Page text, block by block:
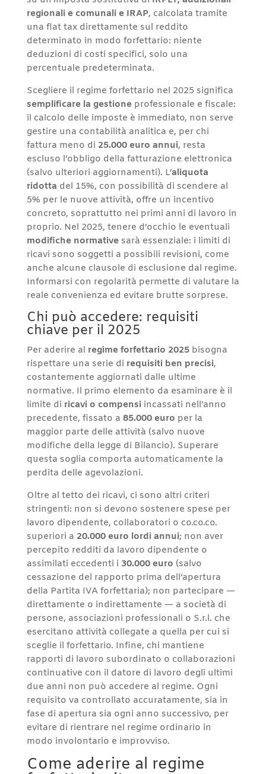
regionali e comunali e IRAP, calcolata tramite
una flat tax direttamente sul reddito
determinato in modo forfettario: niente
deduzioni di costi specifici, solo una
percentuale predeterminata.
Scegliere il regime forfettario nel 2025 significa
semplificare la gestioneprofessionale e fiscale:
il calcolo delle imposte è immediato, non serve
gestire una contabilità analitica e, per chi
fattura meno di 25.000 euro annui, resta
escluso l’obbligo della fatturazione elettronica
(salvo ulteriori aggiornamenti). L’aliquota
ridotta del 15%, con possibilità di scendere al
5% per le nuove attività, offre un incentivo
concreto, soprattutto nei primi anni di lavoro in
proprio. Nel 2025, tenere d’occhio le eventuali
modifiche normativesarà essenziale: i limiti di
ricavi sono soggetti a possibili revisioni, come
anche alcune clausole di esclusione dal regime.
Informarsi con regolarità permette di valutare la
reale convenienza ed evitare brutte sorprese.
Chi può accedere: requisiti
chiave per il 2025
Per aderire al regime forfettario 2025bisogna
rispettare una serie di requisiti ben precisi,
costantemente aggiornati dalle ultime
normative. Il primo elemento da esaminare è il
limite di ricavi o compensiincassati nell’anno
precedente, fissato a 85.000 euro per la
maggior parte delle attività (salvo nuove
modifiche della legge di Bilancio). Superare
questa soglia comporta automaticamente la
perdita delle agevolazioni.
Oltre al tetto dei ricavi, ci sono altri criteri
stringenti: non si devono sostenere spese per
lavoro dipendente, collaboratori o co.co.co.
superiori a 20.000 euro lordi annui; non aver
percepito redditi da lavoro dipendente o
assimilati eccedenti i 30.000 euro (salvo
cessazione del rapporto prima dell’apertura
della Partita IVA forfettaria); non partecipare —
direttamente o indirettamente — a società di
persone, associazioni professionali o S.r.l. che
esercitano attività collegate a quella per cui si
sceglie il forfettario. Infine, chi mantiene
rapporti di lavoro subordinato o collaborazioni
continuative con il datore di lavoro degli ultimi
due anni non può accedere al regime. Ogni
requisito va controllato accuratamente, sia in
fase di apertura sia ogni anno successivo, per
evitare di rientrare nel regime ordinario in
modo involontario e improvviso.
Come aderire al regime